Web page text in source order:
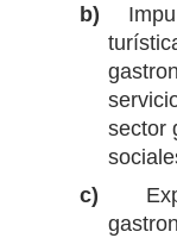
b)
sector
c)